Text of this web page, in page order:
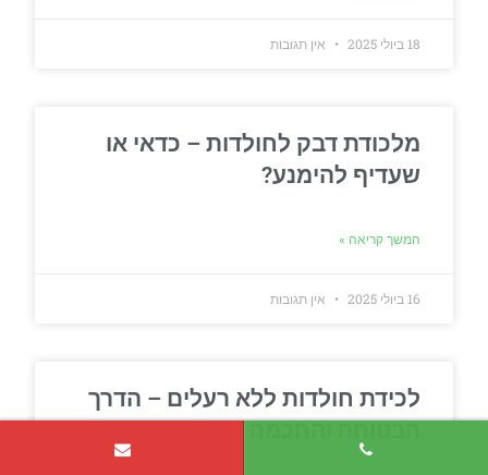
18 ביולי 2025 אין תגובות
מלכודת דבק לחולדות – כדאי או
שעדיף להימנע?
המשך קריאה »
16 ביולי 2025 אין תגובות
לכידת חולדות ללא רעלים – הדרך